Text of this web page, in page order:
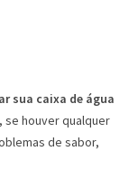
sua caixa de água
houver qualquer
de sabor,